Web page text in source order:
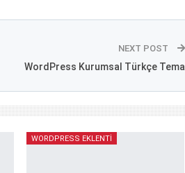
NEXT POST
WordPress Kurumsal Türkçe Tema
WORDPRESS EKLENTI